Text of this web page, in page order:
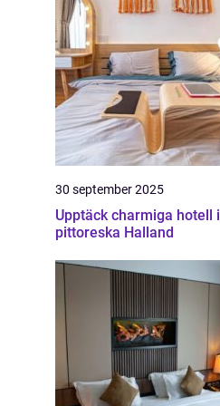
30 september 2025
Upptäck charmiga hotell i
pittoreska Halland